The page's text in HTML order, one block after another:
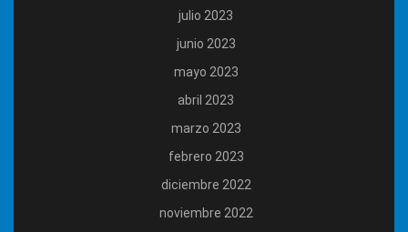
julio 2023
junio 2023
mayo 2023
abril 2023
marzo 2023
febrero 2023
diciembre 2022
noviembre 2022